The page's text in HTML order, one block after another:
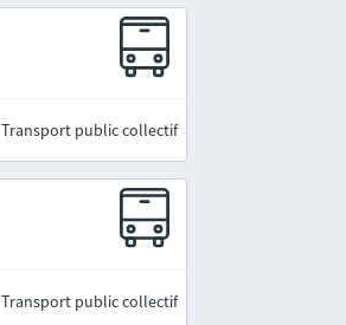
Transport public collectif
Transport public collectif